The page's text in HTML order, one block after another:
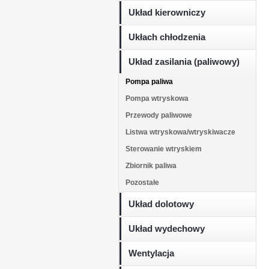
Układ kierowniczy
Ukłach chłodzenia
Układ zasilania (paliwowy)
Pompa paliwa
Pompa wtryskowa
Przewody paliwowe
Listwa wtryskowa/wtryskiwacze
Sterowanie wtryskiem
Zbiornik paliwa
Pozostałe
Układ dolotowy
Układ wydechowy
Wentylacja